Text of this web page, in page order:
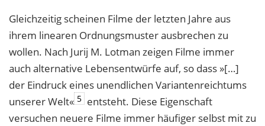
Gleichzeitig scheinen Filme der letzten Jahre aus
ihrem linearen Ordnungsmuster ausbrechen zu
wollen. Nach Jurij M. Lotman zeigen Filme immer
auch alternative Lebensentwürfe auf, so dass »[…]
der Eindruck eines unendlichen Variantenreichtums
unserer Welt« 5 entsteht. Diese Eigenschaft
versuchen neuere Filme immer häufiger selbst mit zu